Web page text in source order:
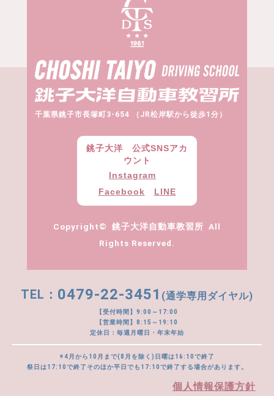
千葉県銚子市長塚町3-654 （JR松岸駅から徒歩1分）
銚子大洋 公式SNSアカ
ウント
Instagram
Facebook
LINE
Copyright© 銚子大洋自動車教習所 All
Rights Reserved.
0479-22-3451 (通学専用ダイヤル)
【受付時間】9:00～17:00
【営業時間】8:15～19:10
定休日：毎週月曜日・年末年始
※4月から10月まで(8月を除く)日曜は16:10で終了
祭日は17:10で終了そのほか平日でも17:10で終了する場合があります。
個人情報保護方針